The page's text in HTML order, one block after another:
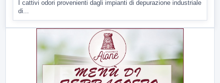
I cattivi odori provenienti dagli impianti di depurazione industriale
di...